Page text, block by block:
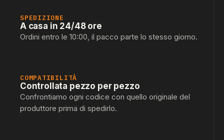
SPEDIZIONE
A casa in 24/48 ore
Ordini entro le 10:00, il pacco parte lo stesso giorno.
COMPATIBILITÀ
Controllata pezzo per pezzo
Confrontiamo ogni codice con quello originale del
produttore prima di spedirlo.